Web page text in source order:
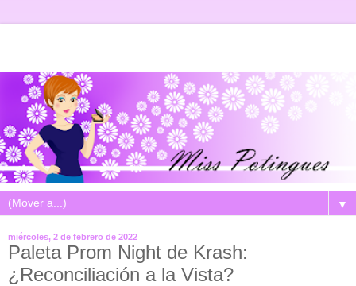
▼
miércoles, 2 de febrero de 2022
Paleta Prom Night de Krash:
¿Reconciliación a la Vista?